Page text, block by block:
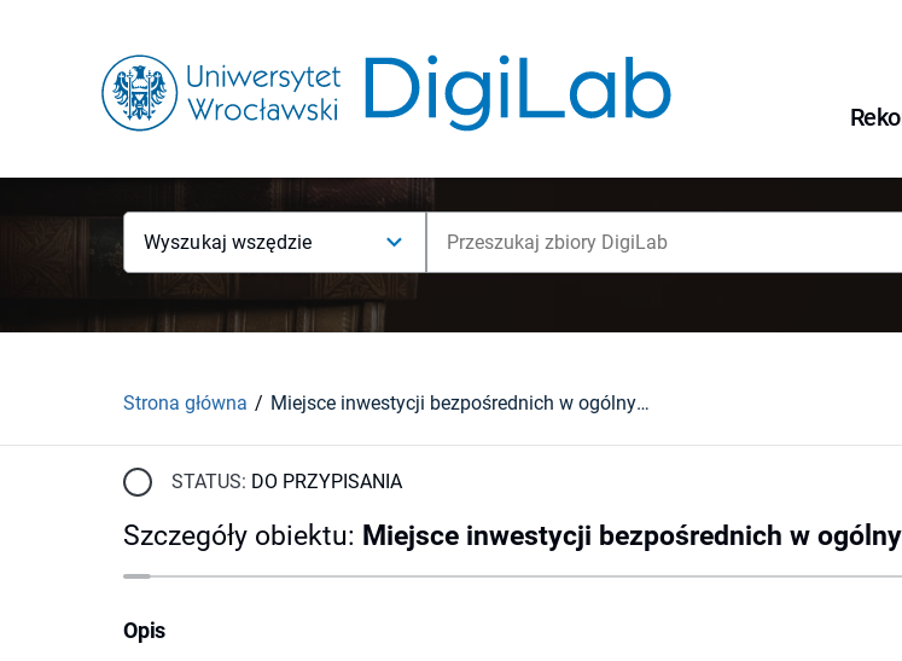
Wyszukaj wszędzie
Strona główna Miejsce inwestycji bezpośrednich w ogólnych obrotach kapitałowych krajów EWG
STATUS: DO PRZYPISANIA
Szczegóły obiektu: Miejsce inwestycji bezpośrednich w
Opis